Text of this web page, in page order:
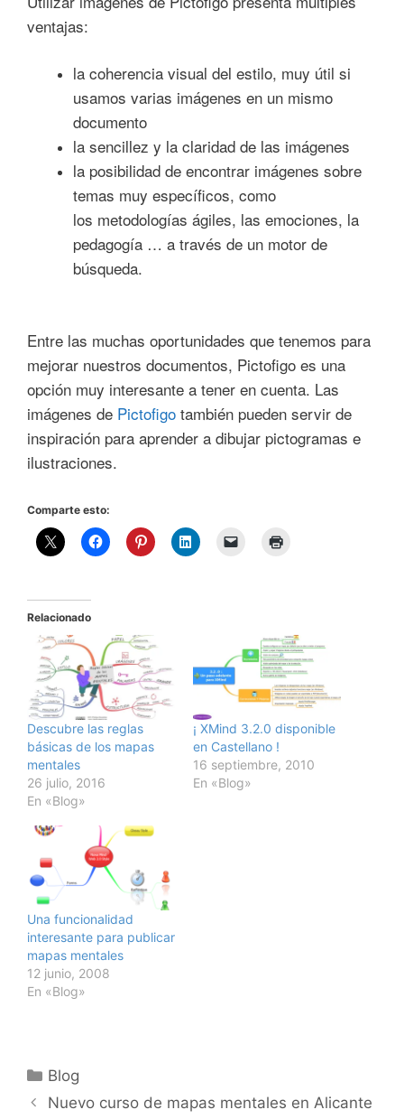
ventajas:
la coherencia visual del estilo, muy útil si
usamos varias imágenes en un mismo
documento
la sencillez y la claridad de las imágenes
la posibilidad de encontrar imágenes sobre
temas muy específicos, como
los metodologías ágiles, las emociones, la
pedagogía … a través de un motor de
búsqueda.
Entre las muchas oportunidades que tenemos para
mejorar nuestros documentos, Pictofigo es una
opción muy interesante a tener en cuenta. Las
imágenes de Pictofigo también pueden servir de
inspiración para aprender a dibujar pictogramas e
ilustraciones.
Comparte esto:
Relacionado
Descubre las reglas
básicas de los mapas
mentales
26 julio, 2016
En «Blog»
¡ XMind 3.2.0 disponible
en Castellano !
16 septiembre, 2010
En «Blog»
Una funcionalidad
interesante para publicar
mapas mentales
12 junio, 2008
En «Blog»
Categorías
Blog
Nuevo curso de mapas mentales en Alicante